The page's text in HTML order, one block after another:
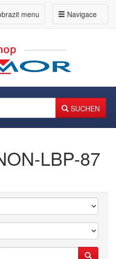
Navigace
menu
SUCHEN
LBP-87